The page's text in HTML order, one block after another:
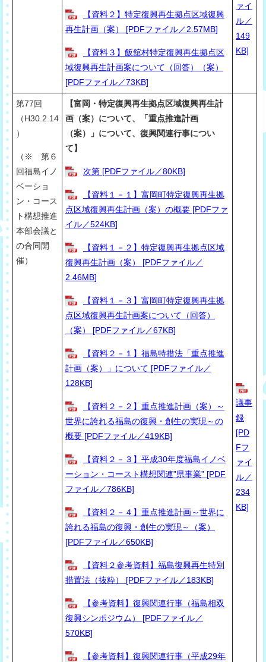
【資料２】特定復興再生拠点区域復興
再生計画（案） [PDFファイル／2.57MB]
【資料３】飯舘村特定復興再生拠点区
域復興再生計画案について（回答）（案）
[PDFファイル／73KB]
ァイ
ル／
149
KB]
第77回
（H30.2.14
）
（※ 第６
回福島イノ
ベーショ
ン・コース
ト構想推進
本部会議と
の合同開
催）
【富岡・特定復興再生拠点区域復興再生計
画（案）について、「重点推進計画
（案）」について、復興関連行事につい
て】
次第 [PDFファイル／80KB]
【資料１－１】富岡町特定復興再生拠
点区域復興再生計画（案）の概要 [PDFファ
イル／524KB]
【資料１－２】特定復興再生拠点区域
復興再生計画（案） [PDFファイル／
2.46MB]
【資料１－３】富岡町特定復興再生拠
点区域復興再生計画案について（回答）
（案） [PDFファイル／67KB]
【資料２－１】福島特措法「重点推進
計画（案）」について [PDFファイル／
128KB]
【資料２－２】重点推進計画（案）～
世界に誇れる福島の復興・創生の実現～の
概要 [PDFファイル／419KB]
【資料２－３】平成30年度福島イノベ
ーション・コースト構想関連”県事業” [PDF
ファイル／786KB]
【資料２－４】重点推進計画～世界に
誇れる福島の復興・創生の実現～（案）
[PDFファイル／650KB]
【資料２参考資料】福島復興再生特別
措置法（抜粋） [PDFファイル／183KB]
【参考資料】復興関連行事（福島相双
復興シンポジウム） [PDFファイル／
570KB]
【参考資料】復興関連行事（平成29年
議事
録
[PD
Fフ
ァイ
ル／
234
KB]